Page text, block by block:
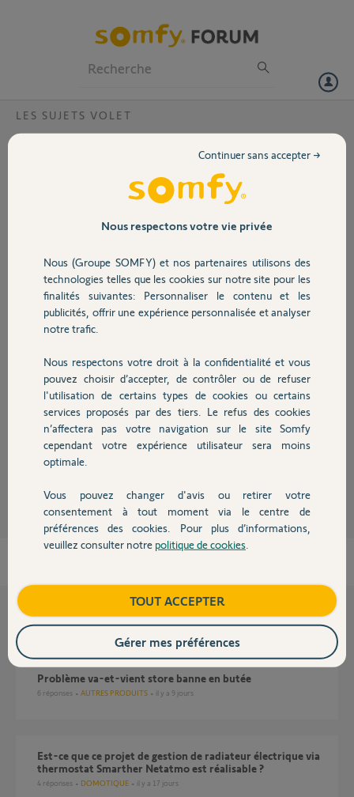
Volet
Sécurité
Domotique
Chauffage
Autres produits
Devis avec un pro
Contact
LES SUJETS VOLET
Mon volet électrique filaire somfy remonte
Mon volet électrique filaire somfy remonte tout seul après l'avoir
descendu (tout d'abord par à coups puis ensuite jusqu'à la butée
Jacques
il y a presque 9 ans
Participer au fil de discussion
Réponses
Bonsoir
il a sans doute perdu le réglage de la butée basse. Il faut la refaire.
Anonyme
Questions liées
Problème va-et-vient store banne en butée
6 réponses AUTRES PRODUITS il y a 9 jours
Est-ce que ce projet de gestion de radiateur électrique via
thermostat Smarther Netatmo est réalisable ?
4 réponses DOMOTIQUE il y a 17 jours
Nous respectons votre vie privée
Nous (Groupe SOMFY) et nos partenaires utilisons des
technologies telles que les cookies sur notre site pour les
finalités suivantes: Personnaliser le contenu et les
publicités, offrir une expérience personnalisée et analyser
notre trafic.
Nous respectons votre droit à la confidentialité et vous
pouvez choisir d’accepter, de contrôler ou de refuser
l'utilisation de certains types de cookies ou certains
services proposés par des tiers. Le refus des cookies
n’affectera pas votre navigation sur le site Somfy
cependant votre expérience utilisateur sera moins
optimale.
Vous pouvez changer d'avis ou retirer votre
consentement à tout moment via le centre de
préférences des cookies. Pour plus d’informations,
veuillez consulter notre politique de cookies
Continuer sans accepter →
TOUT ACCEPTER
Gérer mes préférences